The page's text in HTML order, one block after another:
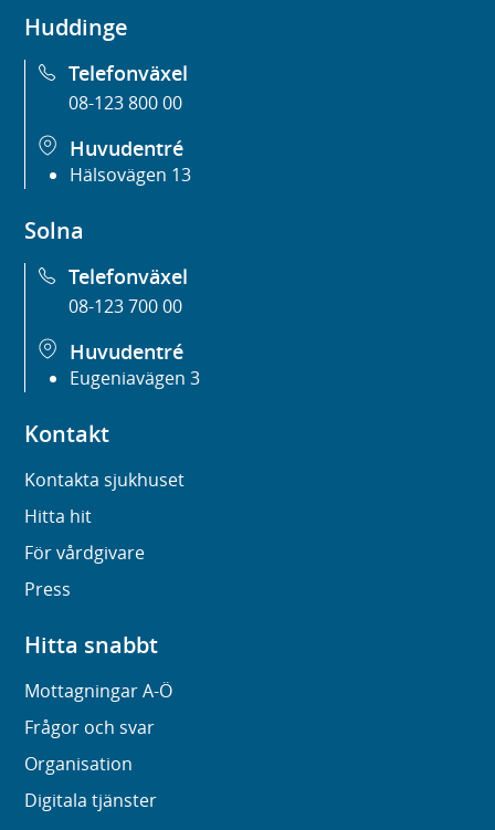
Huddinge
Telefonväxel
08-123 800 00
Huvudentré
Hälsovägen 13
Solna
Telefonväxel
08-123 700 00
Huvudentré
Eugeniavägen 3
Kontakt
Kontakta sjukhuset
Hitta hit
För vårdgivare
Press
Hitta snabbt
Mottagningar A-Ö
Frågor och svar
Organisation
Digitala tjänster